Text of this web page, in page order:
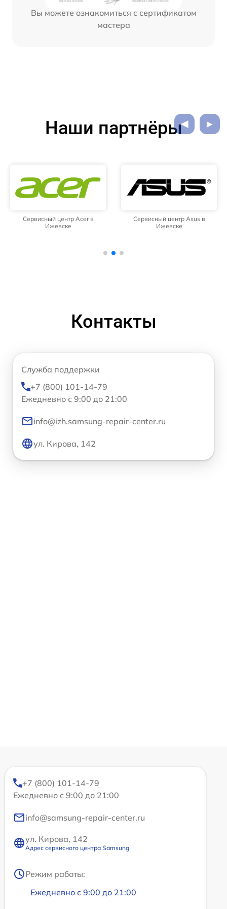
Вы можете ознакомиться с сертификатом
мастера
Наши партнёры
Сервисный центр Acer в
Ижевске
Сервисный центр Asus в
Ижевске
Контакты
Служба поддержки
+7 (800) 101-14-79
Ежедневно с 9:00 до 21:00
info@izh.samsung-repair-center.ru
ул. Кирова, 142
+7 (800) 101-14-79
Ежедневно с 9:00 до 21:00
info@samsung-repair-center.ru
ул. Кирова, 142
Адрес сервисного центра Samsung
Режим работы:
Ежедневно с 9:00 до 21:00